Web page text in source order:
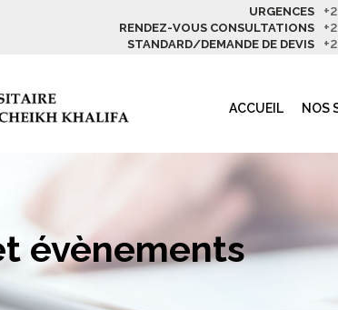
URGENCES
RENDEZ-VOUS CONSULTATIONS
STANDARD/DEMANDE DE DEVIS
ACCUEIL NOS
évènements